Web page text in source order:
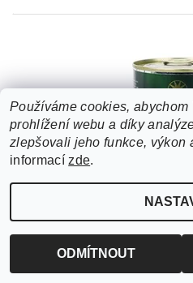
NUEVO PES ADULT
42 Kč
Používáme cookies,
prohlížení webu a díky
zlepšovali jeho funkce, výkon
informacízde.
ODMÍTNOUT